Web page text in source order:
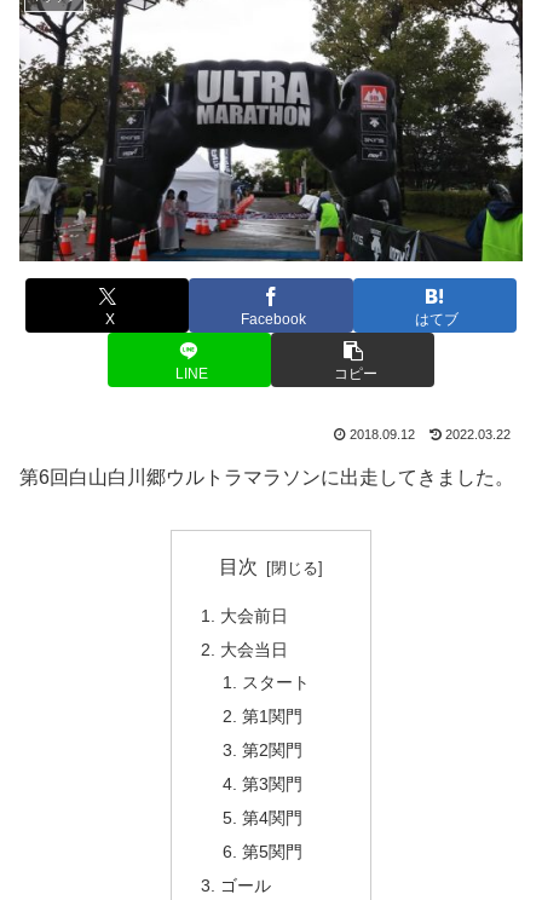
X Facebook はてブ
LINE コピー
2018.09.12 2022.03.22
第6回白山白川郷ウルトラマラソンに出走してきました。
目次
大会前日
大会当日
スタート
第1関門
第2関門
第3関門
第4関門
第5関門
ゴール